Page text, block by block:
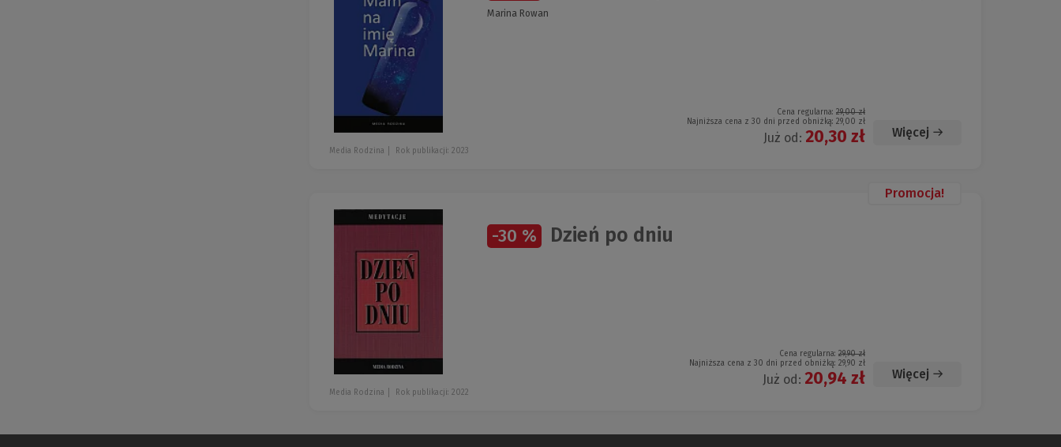
Marina Rowan
Cena regularna: 29,00 zł
Najniższa cena z 30 dni przed obniżką: 29,00 zł
Już od: 20,30 zł Więcej
Media Rodzina Rok publikacji: 2023
Promocja!
-30 % Dzień po dniu
Cena regularna: 29,90 zł
Najniższa cena z 30 dni przed obniżką: 29,90 zł
Już od: 20,94 zł Więcej
Media Rodzina Rok publikacji: 2022